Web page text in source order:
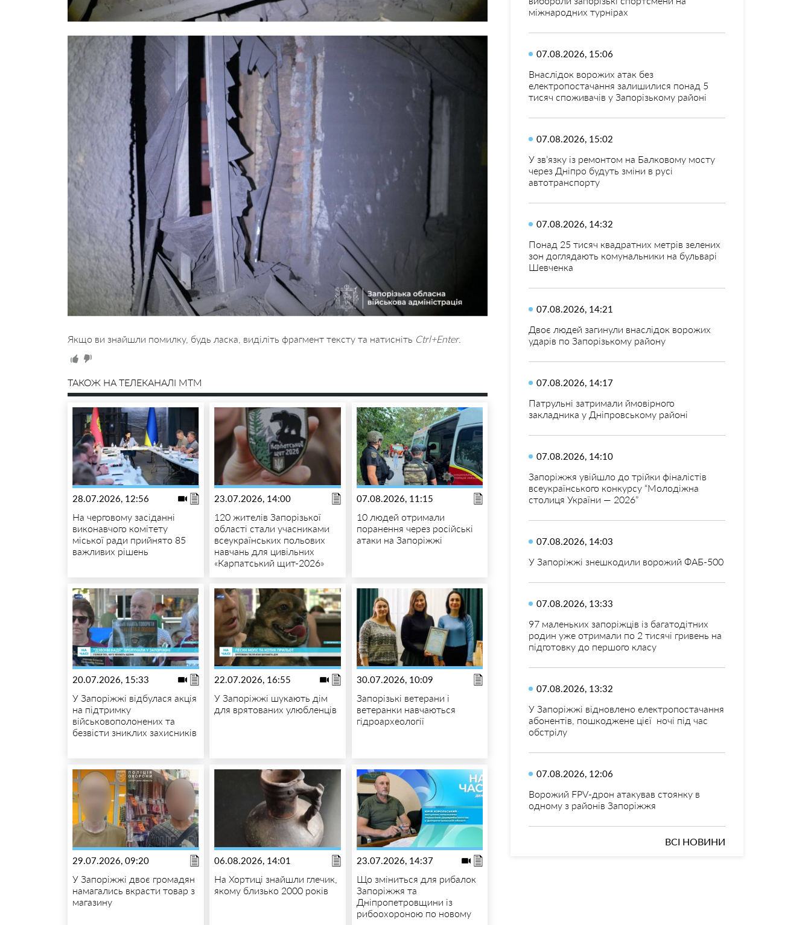
Якщо ви знайшли помилку, будь ласка, виділіть фрагмент тексту та натисніть Ctrl+Enter.
ТАКОЖ НА ТЕЛЕКАНАЛІ MTM
28.07.2026, 12:56
На черговому засіданні
виконавчого комітету
міської ради прийнято 85
важливих рішень
23.07.2026, 14:00
120 жителів Запорізької
області стали учасниками
всеукраїнських польових
навчань для цивільних
«Карпатський щит-2026»
07.08.2026, 11:15
10 людей отримали
поранення через російські
атаки на Запоріжжі
20.07.2026, 15:33
У Запоріжжі відбулася акція
на підтримку
військовополонених та
безвісти зниклих захисників
22.07.2026, 16:55
У Запоріжжі шукають дім
для врятованих улюбленців
30.07.2026, 10:09
Запорізькі ветерани і
ветеранки навчаються
гідроархеології
29.07.2026, 09:20
У Запоріжжі двоє громадян
намагались вкрасти товар з
магазину
06.08.2026, 14:01
На Хортиці знайшли глечик,
якому близько 2000 років
23.07.2026, 14:37
Що зміниться для рибалок
Запоріжжя та
Дніпропетровщини із
рибоохороною по новому
міжнародних турнірах
07.08.2026, 15:06
Внаслідок ворожих атак без
електропостачання залишилися понад 5
тисяч споживачів у Запорізькому районі
07.08.2026, 15:02
У зв’язку із ремонтом на Балковому мосту
через Дніпро будуть зміни в русі
автотранспорту
07.08.2026, 14:32
Понад 25 тисяч квадратних метрів зелених
зон доглядають комунальники на бульварі
Шевченка
07.08.2026, 14:21
Двоє людей загинули внаслідок ворожих
ударів по Запорізькому району
07.08.2026, 14:17
Патрульні затримали ймовірного
закладника у Дніпровському районі
07.08.2026, 14:10
Запоріжжя увійшло до трійки фіналістів
всеукраїнського конкурсу “Молодіжна
столиця України — 2026”
07.08.2026, 14:03
У Запоріжжі знешкодили ворожий ФАБ-500
07.08.2026, 13:33
97 маленьких запоріжців із багатодітних
родин уже отримали по 2 тисячі гривень на
підготовку до першого класу
07.08.2026, 13:32
У Запоріжжі відновлено електропостачання
абонентів, пошкоджене цієї ночі під час
обстрілу
07.08.2026, 12:06
Ворожий FPV-дрон атакував стоянку в
одному з районів Запоріжжя
ВСІ НОВИНИ